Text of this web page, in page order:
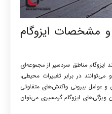
مشخصات ایزوگام
ایزوگام مناطق سردسیر از مجموعه‌ای
در برابر تغییرات محیطی،
و عوامل بیرونی واکنش‌های متفاوتی
ویژگی‌های ایزوگام گرمسیری می‌توان